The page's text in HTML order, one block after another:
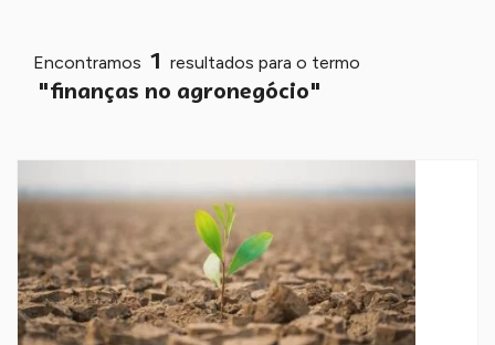
Encontramos 1 resultados para o termo
"finanças no agronegócio"